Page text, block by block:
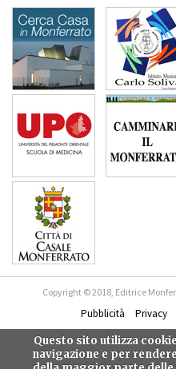
Copyright © 2018, Editrice
Pubblicità Privacy
Questo sito utilizza
navigazione e per